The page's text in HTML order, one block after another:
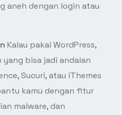
aneh dengan login atau
Kalau pakai WordPress,
bisa jadi andalan
Sucuri, atau iThemes
kamu dengan fitur
malware, dan